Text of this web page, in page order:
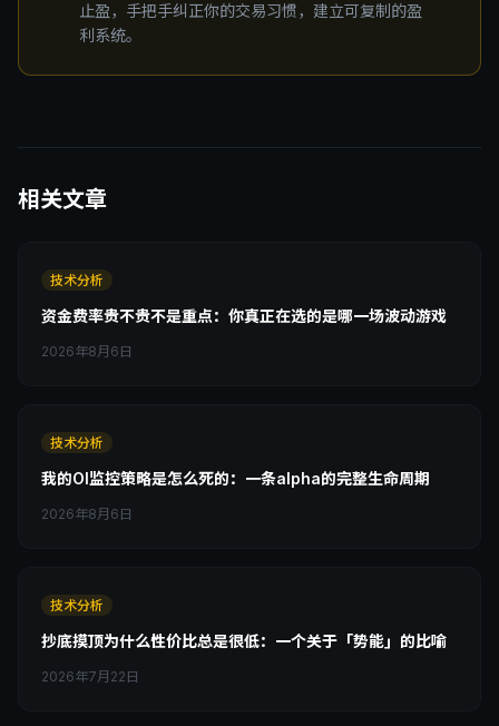
止盈，手把手纠正你的交易习惯，建立可复制的盈
利系统。
相关文章
技术分析
资金费率贵不贵不是重点：你真正在选的是哪一场波动游戏
2026年8月6日
技术分析
我的OI监控策略是怎么死的：一条alpha的完整生命周期
2026年8月6日
技术分析
抄底摸顶为什么性价比总是很低：一个关于「势能」的比喻
2026年7月22日